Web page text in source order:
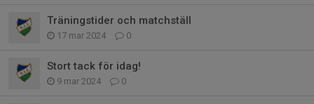
Träningstider och matchställ
17 mar 2024 0
Stort tack för idag!
9 mar 2024 0